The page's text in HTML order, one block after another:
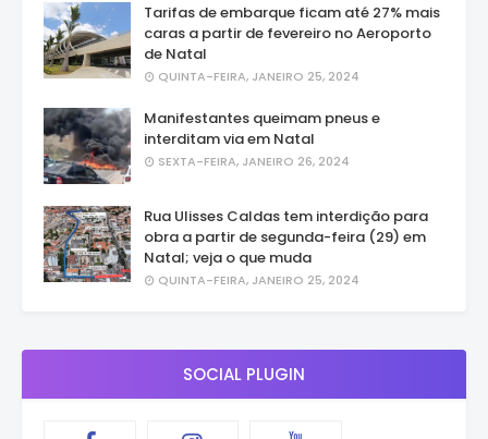
Tarifas de embarque ficam até 27% mais
caras a partir de fevereiro no Aeroporto
de Natal
QUINTA-FEIRA, JANEIRO 25, 2024
Manifestantes queimam pneus e
interditam via em Natal
SEXTA-FEIRA, JANEIRO 26, 2024
Rua Ulisses Caldas tem interdição para
obra a partir de segunda-feira (29) em
Natal; veja o que muda
QUINTA-FEIRA, JANEIRO 25, 2024
SOCIAL PLUGIN